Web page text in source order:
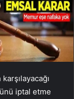
iptal etme